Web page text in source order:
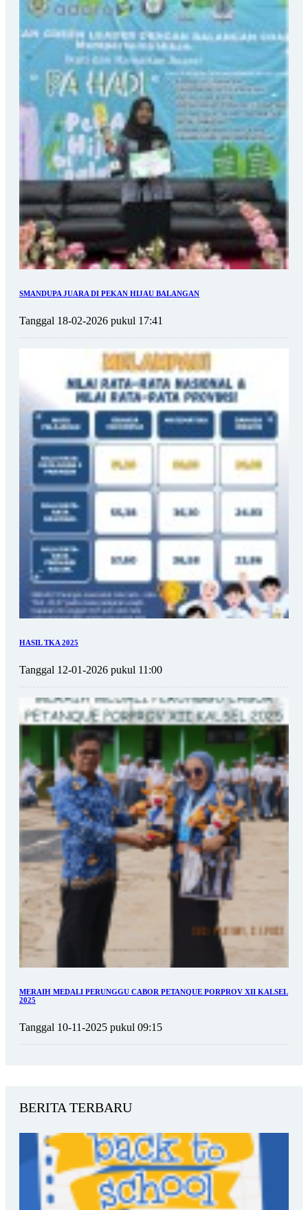
SMANDUPA JUARA DI PEKAN HIJAU BALANGAN
Tanggal 18-02-2026 pukul 17:41
HASIL TKA 2025
Tanggal 12-01-2026 pukul 11:00
MERAIH MEDALI PERUNGGU CABOR PETANQUE PORPROV XII KALSEL
2025
Tanggal 10-11-2025 pukul 09:15
BERITA TERBARU